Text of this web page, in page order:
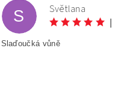
S Světlana
Slaďoučká vůně